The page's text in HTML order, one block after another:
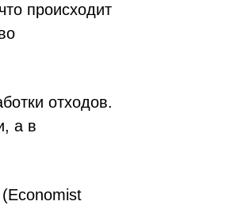
происходит
отходов.
а в